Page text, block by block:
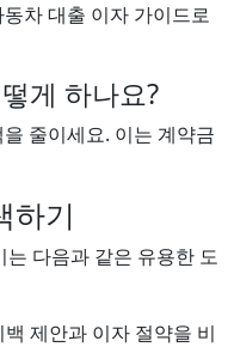
차 대출 이자 가이드로
게 하나요?
줄이세요. 이는 계약금
하기
다음과 같은 유용한 도
백 제안과 이자 절약을 비